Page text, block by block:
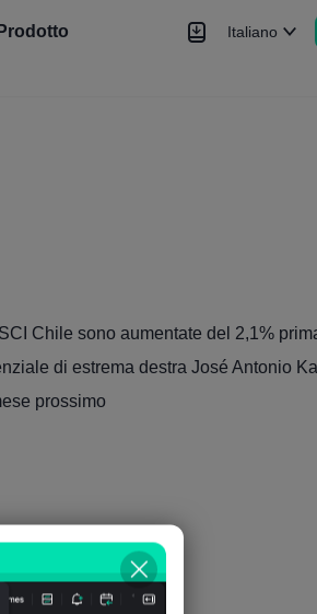
Prodotto Italiano
Chile sono aumentate del 2,1%
di estrema destra José Antonio
prossimo